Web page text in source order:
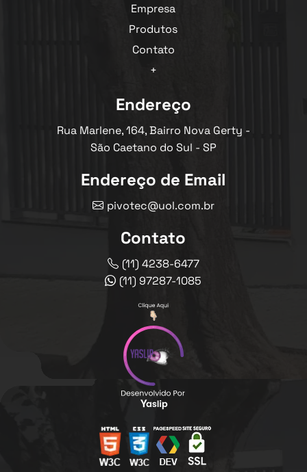
Empresa
Produtos
Contato
+
Endereço
Rua Marlene, 164, Bairro Nova Gerty -
São Caetano do Sul - SP
Endereço de Email
pivotec@uol.com.br
Contato
(11) 4238-6477
(11) 97287-1085